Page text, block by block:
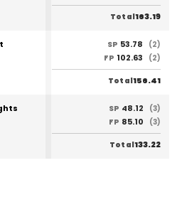
Total163.19
SP 53.78
(2)
FP 102.63 (2)
Total156.41
SP 48.12
(3)
FP 85.10 (3)
Total133.22